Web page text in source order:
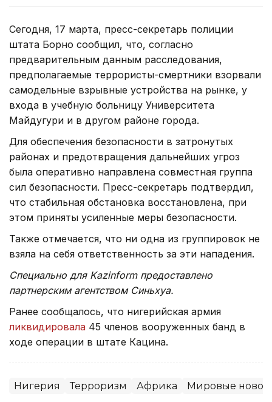
Сегодня, 17 марта, пресс-секретарь полиции
штата Борно сообщил, что, согласно
предварительным данным расследования,
предполагаемые террористы-смертники взорвали
самодельные взрывные устройства на рынке, у
входа в учебную больницу Университета
Майдугури и в другом районе города.
Для обеспечения безопасности в затронутых
районах и предотвращения дальнейших угроз
была оперативно направлена совместная группа
сил безопасности. Пресс-секретарь подтвердил,
что стабильная обстановка восстановлена, при
этом приняты усиленные меры безопасности.
Также отмечается, что ни одна из группировок не
взяла на себя ответственность за эти нападения.
Специально для Kazinform предоставлено
партнерским агентством Синьхуа.
Ранее сообщалось, что нигерийская армия
ликвидировала 45 членов вооруженных банд в
ходе операции в штате Кацина.
Нигерия Терроризм Африка Мировые